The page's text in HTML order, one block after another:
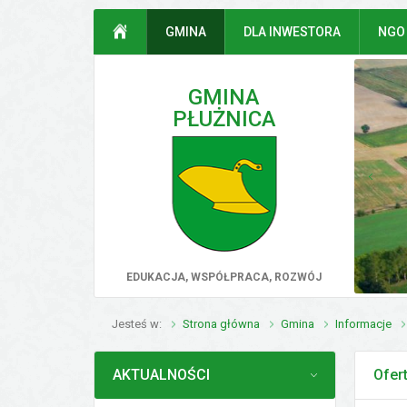
Przejdź do głównego
menu
Przejdź do treści
Przejdź do wyszukiwarki
Przejdź do mapy serwisu
STRONA GŁÓWNA
GMINA DLA INWESTORA NGO
GMINA
PŁUŻNICA
EDUKACJA, WSPÓŁPRACA, ROZWÓJ
Jesteś w Strona główna Gmina Informacje
MENU
AKTUALNOŚCI